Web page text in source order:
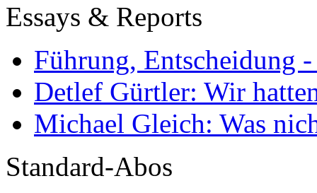
Essays & Reports
Führung, Entscheidung
Detlef Gürtler: Wir
Michael Gleich: Was
Standard-Abos